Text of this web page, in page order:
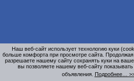
Наш веб-сайт использует технологию куки
больше комфорта при просмотре сайта.
разрешаете нашему сайту сохранять куки на
вы позволяете нашему веб-сайту
объявления. Подробнее…